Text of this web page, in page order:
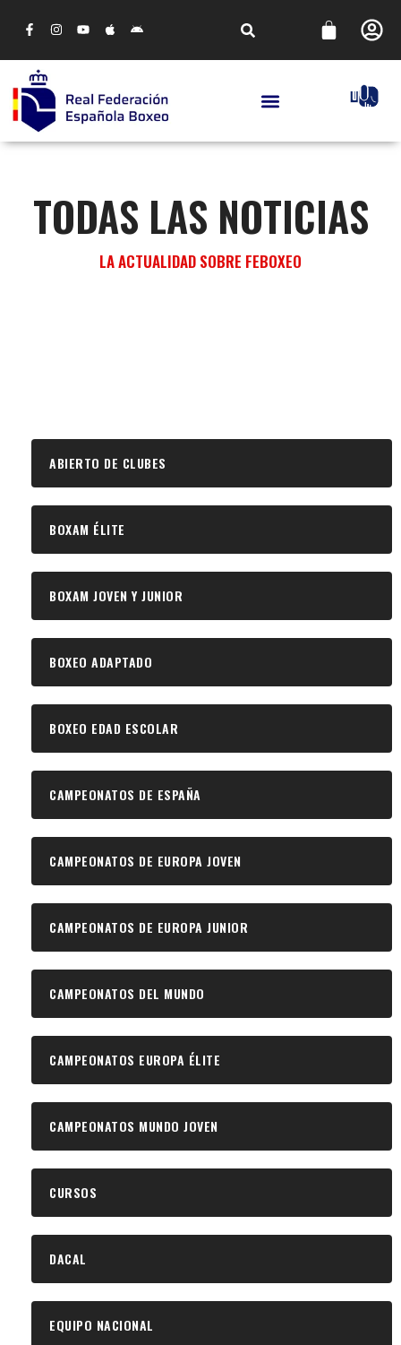
TODAS LAS NOTICIAS
LA ACTUALIDAD SOBRE FEBOXEO
ABIERTO DE CLUBES
BOXAM ÉLITE
BOXAM JOVEN Y JUNIOR
BOXEO ADAPTADO
BOXEO EDAD ESCOLAR
CAMPEONATOS DE ESPAÑA
CAMPEONATOS DE EUROPA JOVEN
CAMPEONATOS DE EUROPA JUNIOR
CAMPEONATOS DEL MUNDO
CAMPEONATOS EUROPA ÉLITE
CAMPEONATOS MUNDO JOVEN
CURSOS
DACAL
EQUIPO NACIONAL